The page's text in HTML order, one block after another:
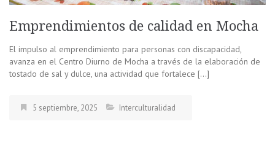
Emprendimientos de calidad en Mocha
El impulso al emprendimiento para personas con discapacidad,
avanza en el Centro Diurno de Mocha a través de la elaboración de
tostado de sal y dulce, una actividad que fortalece […]
5 septiembre, 2025 Interculturalidad